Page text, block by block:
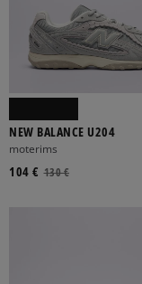
NEW BALANCE U204
moterims
130 €
104 €